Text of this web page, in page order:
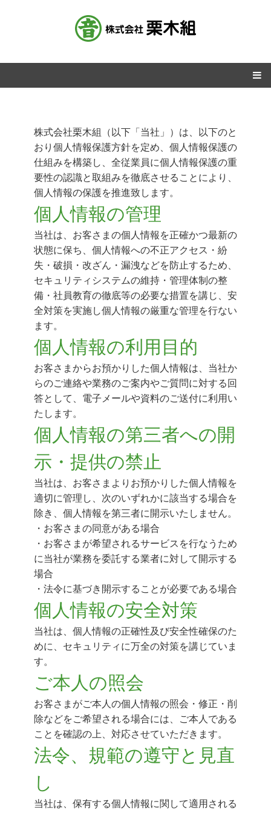
株式会社栗木組（以下「当社」）は、以下のと
おり個人情報保護方針を定め、個人情報保護の
仕組みを構築し、全従業員に個人情報保護の重
要性の認識と取組みを徹底させることにより、
個人情報の保護を推進致します。
個人情報の管理
当社は、お客さまの個人情報を正確かつ最新の
状態に保ち、個人情報への不正アクセス・紛
失・破損・改ざん・漏洩などを防止するため、
セキュリティシステムの維持・管理体制の整
備・社員教育の徹底等の必要な措置を講じ、安
全対策を実施し個人情報の厳重な管理を行ない
ます。
個人情報の利用目的
お客さまからお預かりした個人情報は、当社か
らのご連絡や業務のご案内やご質問に対する回
答として、電子メールや資料のご送付に利用い
たします。
個人情報の第三者への開
示・提供の禁止
当社は、お客さまよりお預かりした個人情報を
適切に管理し、次のいずれかに該当する場合を
除き、個人情報を第三者に開示いたしません。
・お客さまの同意がある場合
・お客さまが希望されるサービスを行なうため
に当社が業務を委託する業者に対して開示する
場合
・法令に基づき開示することが必要である場合
個人情報の安全対策
当社は、個人情報の正確性及び安全性確保のた
めに、セキュリティに万全の対策を講じていま
す。
ご本人の照会
お客さまがご本人の個人情報の照会・修正・削
除などをご希望される場合には、ご本人である
ことを確認の上、対応させていただきます。
法令、規範の遵守と見直
し
当社は、保有する個人情報に関して適用される